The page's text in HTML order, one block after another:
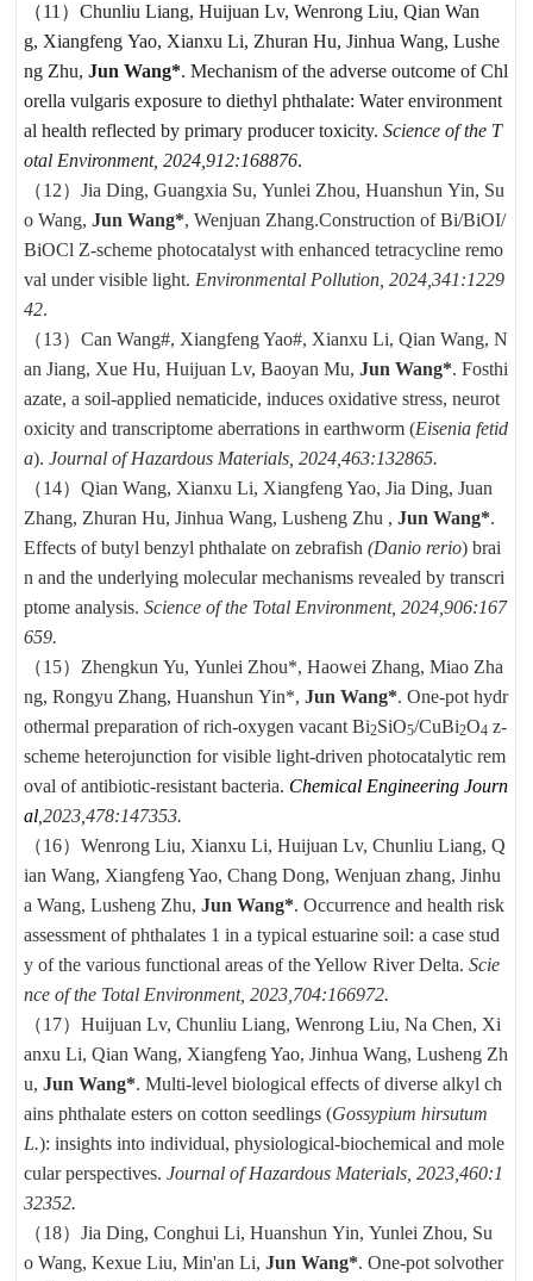
（11）Chunliu Liang, Huijuan Lv, Wenrong Liu, Qian Wan
g, Xiangfeng Yao, Xianxu Li, Zhuran Hu, Jinhua Wang, Lushe
ng Zhu,Jun Wang*. Mechanism of the adverse outcome ofChl
orella vulgaris exposure to diethyl phthalate: Water environment
al health reflected by primary producer toxicity. Science of the T
otal Environment, 2024,912:168876.
（12）Jia Ding, Guangxia Su, Yunlei Zhou, Huanshun Yin, Su
o Wang, Jun Wang*, Wenjuan Zhang.Construction of Bi/BiOI/
BiOCl Z-scheme photocatalyst with enhanced tetracycline remo
val under visible light. Environmental Pollution, 2024,341:1229
42.
（13）Can Wang#, Xiangfeng Yao#, Xianxu Li, Qian Wang, N
an Jiang, Xue Hu, Huijuan Lv, Baoyan Mu, Jun Wang*.Fosthi
azate, a soil-applied nematicide, induces oxidative stress, neurot
oxicity and transcriptome aberrations in earthworm (Eisenia fetid
a).Journal of Hazardous Materials, 2024,463:132865.
（14）Qian Wang, Xianxu Li, Xiangfeng Yao, Jia Ding, Juan
Zhang, Zhuran Hu, Jinhua Wang, Lusheng Zhu ,Jun Wang*.
Effects of butyl benzyl phthalate on zebrafish(Danio rerio) brai
n and the underlying molecular mechanisms revealed by transcri
ptome analysis.Science of the Total Environment, 2024,906:167
659.
（15） Zhengkun Yu,Yunlei Zhou*, Haowei Zhang, Miao Zha
ng, Rongyu Zhang,Huanshun Yin*,Jun Wang*. One-pot hydr
othermal preparation of rich-oxygen vacant Bi2SiO5/CuBi2O4 z-
scheme heterojunction for visible light-driven photocatalytic rem
oval of antibiotic-resistant bacteria. Chemical Engineering Journ
al ,2023,478:147353.
（16）Wenrong Liu, Xianxu Li, Huijuan Lv, Chunliu Liang, Q
ian Wang, Xiangfeng Yao, Chang Dong, Wenjuan zhang, Jinhu
a Wang, Lusheng Zhu,Jun Wang*. Occurrence and health risk
assessment of phthalates 1 in a typical estuarine soil: a case stud
y of the various functional areas of the Yellow River Delta.Scie
nce of the Total Environment, 2023,704:166972.
（17）Huijuan Lv, Chunliu Liang, Wenrong Liu, Na Chen, Xi
anxu Li, Qian Wang, Xiangfeng Yao, Jinhua Wang, Lusheng Zh
u,Jun Wang*. Multi-level biological effects of diverse alkyl ch
ains phthalate esters on cotton seedlings (Gossypium hirsutum
L.): insights into individual, physiological-biochemical and mole
cular perspectives.Journal of Hazardous Materials, 2023,460:1
32352.
（18）Jia Ding, Conghui Li, Huanshun Yin, Yunlei Zhou, Su
o Wang, Kexue Liu, Min'an Li, Jun Wang*. One-pot solvother